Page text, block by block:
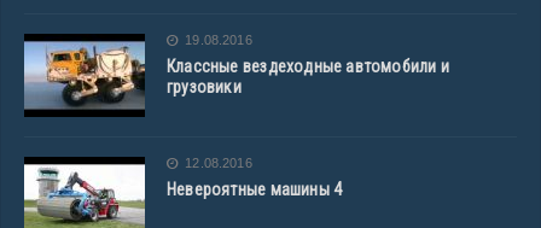
19.08.2016
Классные вездеходные автомобили и
грузовики
12.08.2016
Невероятные машины 4